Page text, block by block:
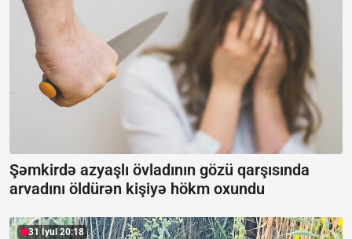
Şəmkirdə azyaşlı övladının gözü qarşısında
arvadını öldürən kişiyə hökm oxundu
31 İyul 20:18